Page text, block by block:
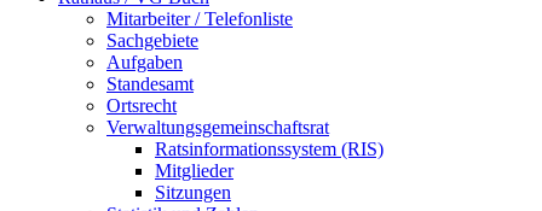
Mitarbeiter / Telefonliste
Sachgebiete
Aufgaben
Standesamt
Ortsrecht
Verwaltungsgemeinschaftsrat
Ratsinformationssystem (RIS)
Mitglieder
Sitzungen